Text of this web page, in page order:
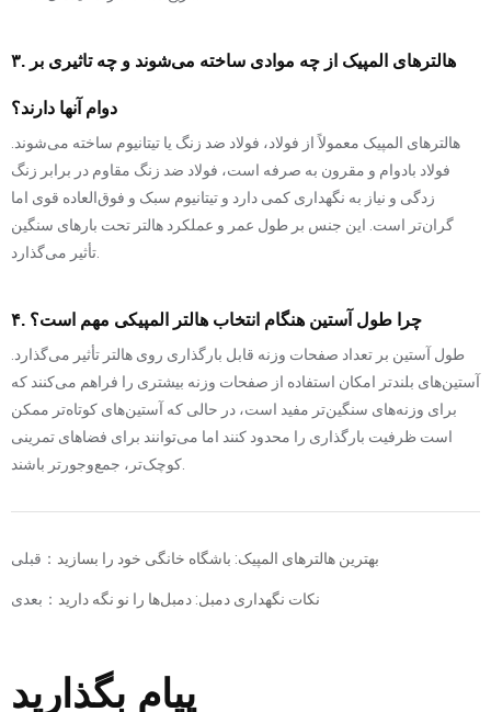
۳. هالترهای المپیک از چه موادی ساخته می‌شوند و چه تاثیری بر
دوام آنها دارند؟
هالترهای المپیک معمولاً از فولاد، فولاد ضد زنگ یا تیتانیوم ساخته می‌شوند.
فولاد بادوام و مقرون به صرفه است، فولاد ضد زنگ مقاوم در برابر زنگ
زدگی و نیاز به نگهداری کمی دارد و تیتانیوم سبک و فوق‌العاده قوی اما
گران‌تر است. این جنس بر طول عمر و عملکرد هالتر تحت بارهای سنگین
۴. چرا طول آستین هنگام انتخاب هالتر المپیکی مهم است؟
طول آستین بر تعداد صفحات وزنه قابل بارگذاری روی هالتر تأثیر می‌گذارد.
آستین‌های بلندتر امکان استفاده از صفحات وزنه بیشتری را فراهم می‌کنند که
برای وزنه‌های سنگین‌تر مفید است، در حالی که آستین‌های کوتاه‌تر ممکن
است ظرفیت بارگذاری را محدود کنند اما می‌توانند برای فضاهای تمرینی
قبلی： بهترین هالترهای المپیک: باشگاه خانگی خود را بسازید
بعدی： نکات نگهداری دمبل: دمبل‌ها را نو نگه دارید
پیام بگذارید